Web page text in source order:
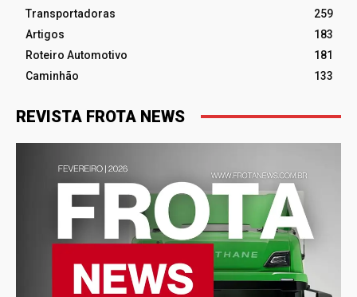
Transportadoras
259
Artigos
183
Roteiro Automotivo
181
Caminhão
133
REVISTA FROTA NEWS